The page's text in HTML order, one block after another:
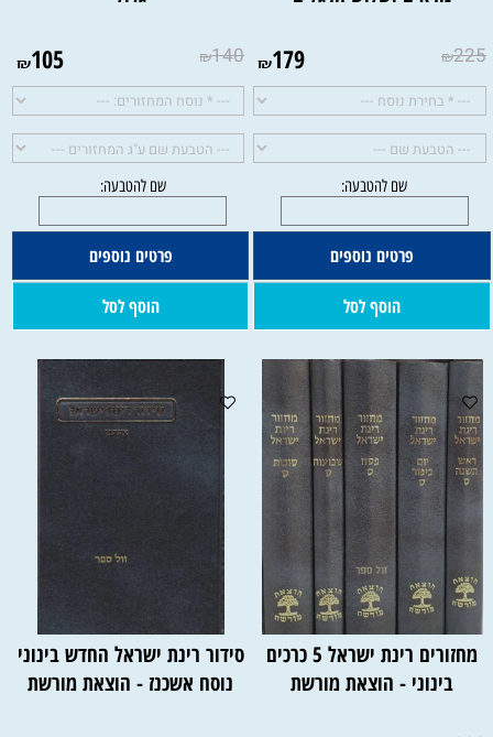
₪225
₪179
פרטים נוספים
הוסף לסל
₪140
₪105
פרטים נוספים
הוסף לסל
מחזורים רינת ישראל 5 כרכים
בינוני - הוצאת מורשת
סידור רינת ישראל החדש בינוני
נוסח אשכנז - הוצאת מורשת